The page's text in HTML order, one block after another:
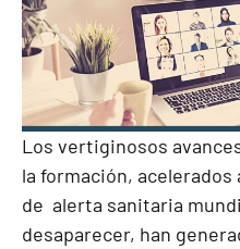
Los vertiginosos
la formación,
de alerta sanitaria
desaparecer, han